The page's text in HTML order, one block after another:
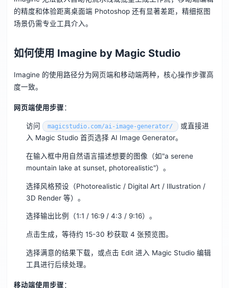
的精度和体验距离桌面端 Photoshop 还有显著差距，精细抠图
场景仍需专业工具介入。
如何使用 Imagine by Magic Studio
Imagine 的使用路径分为网页端和移动端两种，核心操作步骤高
度一致。
网页端使用步骤：
访问 magicstudio.com/ai-image-generator/
或直接进
入 Magic Studio 首页选择 AI Image Generator。
在输入框中用自然语言描述想要的图像（如"a serene
mountain lake at sunset, photorealistic"）。
选择风格预设（Photorealistic / Digital Art / Illustration /
3D Render 等）。
选择输出比例（1:1 / 16:9 / 4:3 / 9:16）。
点击生成，等待约 15-30 秒获取 4 张预览图。
选择满意的结果下载，或点击 Edit 进入 Magic Studio 编辑
工具进行后续处理。
移动端使用步骤：